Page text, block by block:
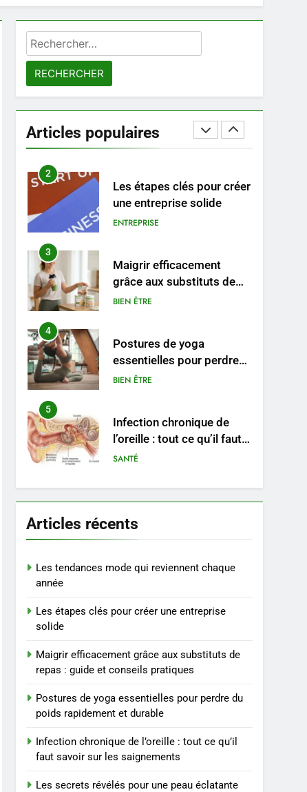
Rechercher :
Articles populaires
Voyance à La Rochelle : où
1
Les tendances mode qui
reviennent chaque année
2
Les étapes clés pour créer
une entreprise solide
ENTREPRISE
3
Maigrir efficacement
grâce aux substituts de
repas : guide et conseils
BIEN ÊTRE
4
Postures de yoga
essentielles pour perdre
du poids rapidement et
BIEN ÊTRE
5
Infection chronique de
l’oreille : tout ce qu’il faut
savoir sur les
SANTÉ
6
Les secrets révélés pour
une peau éclatante grâce
SANTÉ
7
et exercices
BIEN ÊTRE
Voyance à La Rochelle : où
trouver un
accompagnement sérieux
à un tarif juste ?
BIEN ÊTRE
Les tendances mode qui
reviennent chaque année
Articles récents
Les tendances mode qui reviennent chaque
année
Les étapes clés pour créer une entreprise
solide
Maigrir efficacement grâce aux substituts de
repas : guide et conseils pratiques
Postures de yoga essentielles pour perdre du
poids rapidement et durable
Infection chronique de l’oreille : tout ce qu’il
faut savoir sur les saignements
Les secrets révélés pour une peau éclatante